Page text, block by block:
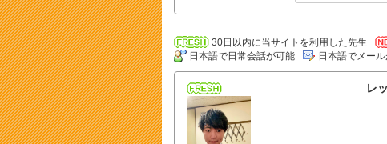
30日以内に当サイトを利用した先生
日本語で日常会話が可能
日本語でメー
レ